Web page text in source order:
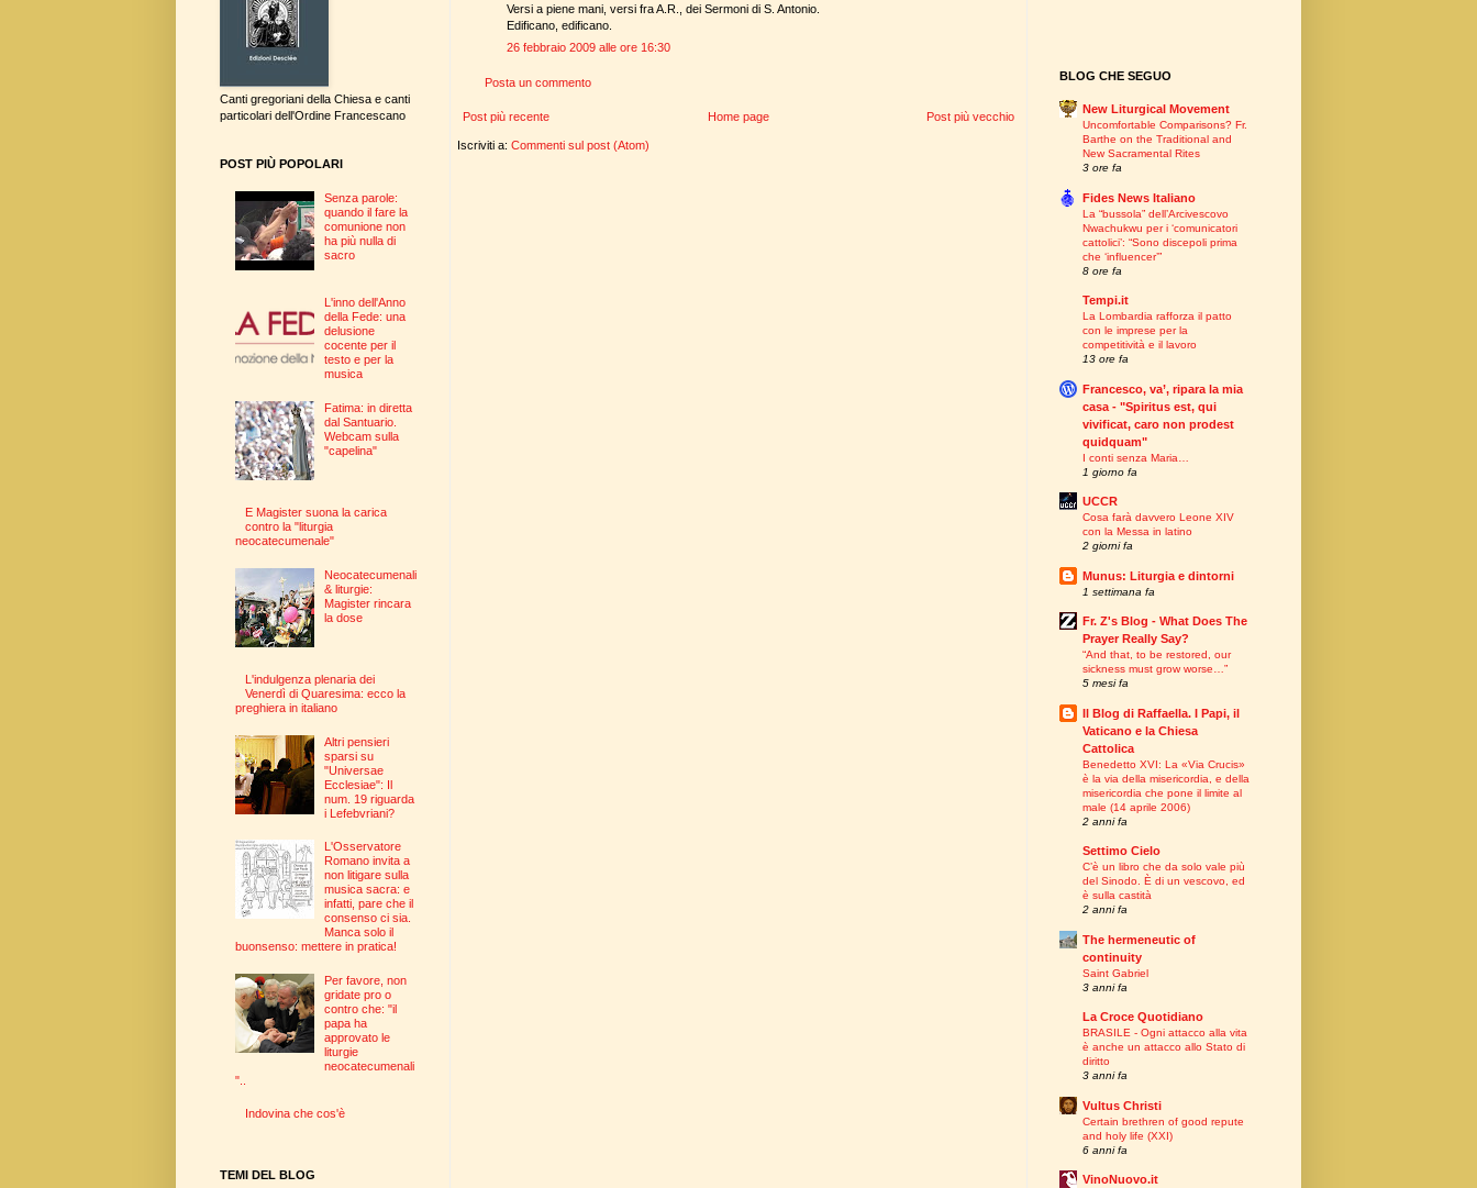
Versi a piene mani, versi fra A.R., dei Sermoni di S. Antonio.
Edificano, edificano.
26 febbraio 2009 alle ore 16:30
Posta un commento
Post più recente Post più vecchio
Home page
Iscriviti a: Commenti sul post (Atom)
Canti gregoriani della Chiesa e canti
particolari dell'Ordine Francescano
POST PIÙ POPOLARI
Senza parole:
quando il fare la
comunione non
ha più nulla di
sacro
L'inno dell'Anno
della Fede: una
delusione
cocente per il
testo e per la
musica
Fatima: in diretta
dal Santuario.
Webcam sulla
"capelina"
E Magister suona la carica
contro la "liturgia
neocatecumenale"
Neocatecumenali
& liturgie:
Magister rincara
la dose
L'indulgenza plenaria dei
Venerdì di Quaresima: ecco la
preghiera in italiano
Altri pensieri
sparsi su
"Universae
Ecclesiae": Il
num. 19 riguarda
i Lefebvriani?
L'Osservatore
Romano invita a
non litigare sulla
musica sacra: e
infatti, pare che il
consenso ci sia.
Manca solo il
buonsenso: mettere in pratica!
Per favore, non
gridate pro o
contro che: "il
papa ha
approvato le
liturgie
neocatecumenali
"..
Indovina che cos'è
TEMI DEL BLOG
BLOG CHE SEGUO
New Liturgical Movement
Uncomfortable Comparisons? Fr.
Barthe on the Traditional and
New Sacramental Rites
3 ore fa
Fides News Italiano
La “bussola” dell’Arcivescovo
Nwachukwu per i ‘comunicatori
cattolici’: “Sono discepoli prima
che ‘influencer’”
8 ore fa
Tempi.it
La Lombardia rafforza il patto
con le imprese per la
competitività e il lavoro
13 ore fa
Francesco, va’, ripara la mia
casa - "Spiritus est, qui
vivificat, caro non prodest
quidquam"
I conti senza Maria…
1 giorno fa
UCCR
Cosa farà davvero Leone XIV
con la Messa in latino
2 giorni fa
Munus: Liturgia e dintorni
1 settimana fa
Fr. Z's Blog - What Does The
Prayer Really Say?
“And that, to be restored, our
sickness must grow worse…”
5 mesi fa
Il Blog di Raffaella. I Papi, il
Vaticano e la Chiesa
Cattolica
Benedetto XVI: La «Via Crucis»
è la via della misericordia, e della
misericordia che pone il limite al
male (14 aprile 2006)
2 anni fa
Settimo Cielo
C’è un libro che da solo vale più
del Sinodo. È di un vescovo, ed
è sulla castità
2 anni fa
The hermeneutic of
continuity
Saint Gabriel
3 anni fa
La Croce Quotidiano
BRASILE - Ogni attacco alla vita
è anche un attacco allo Stato di
diritto
3 anni fa
Vultus Christi
Certain brethren of good repute
and holy life (XXI)
6 anni fa
VinoNuovo.it